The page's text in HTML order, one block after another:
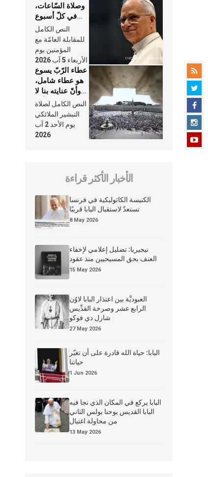
وصلاة السّاعات،
في كلّ أسبوع
وكلّ يوم، هما
النَّفَس في حياة
الكنيسة
النص الكامل
للمقابلة العامّة مع
المؤمنين يوم
الأربعاء 5 آب 2026
عطاء الرّبّ يسوع
هو عطاء شامل،
وأنّ عنايته بنا لا
تغيب عنّا أبدًا
النص الكامل لصلاة
التبشير الملائكي
يوم الأحد 2 آب
2026
الأخبار الأكثر قراءة
الكنيسة الكاثوليكية في فرنسا
تستعدّ لاستقبال البابا قريبًا
8 May 2026
نيجيريا: تضليل إعلامي لإخفاء
العنف بحق المسيحيين منذ عقود
15 May 2026
العبوديَّة بين اعتذار البابا لاوُن
الرابع عشر وصرخة القدِّيس
شارل دي فوكو
27 May 2026
البابا: حياة الله قادرة على أن تغيّر
حياتنا
1 Jun 2026
البابا يركع في المكان الذي نجا فيه
البابا القديس يوحنا بولس الثاني
من محاولة اغتيال
13 May 2026